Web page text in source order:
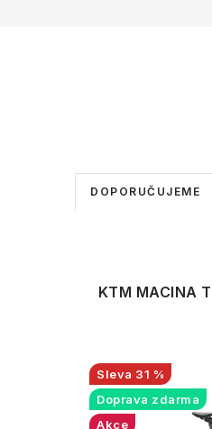
Ř
a
p
DOPORUČUJEME
s
p
KTM MACINA
31 %
Doprava zdarma
Akce